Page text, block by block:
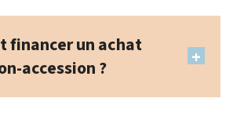
financer un achat
accession ?